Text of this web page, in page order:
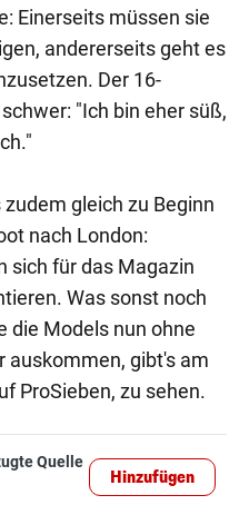
Einerseits müssen sie
andererseits geht es
Der 16-
"Ich bin eher süß,
gleich zu Beginn
nach London:
sich für das Magazin
Was sonst noch
die Models nun ohne
auskommen, gibt's am
ProSieben, zu sehen.
Quelle
Hinzufügen